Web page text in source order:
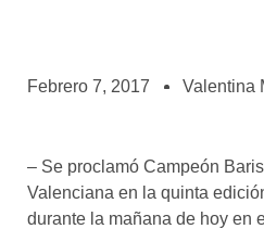
asociados
el café siempre tiene
algo nuevo que
enseñarnos
Febrero 7, 2017 Valentina
– Se proclamó Campeón
Valenciana en la quinta
durante la mañana de hoy en